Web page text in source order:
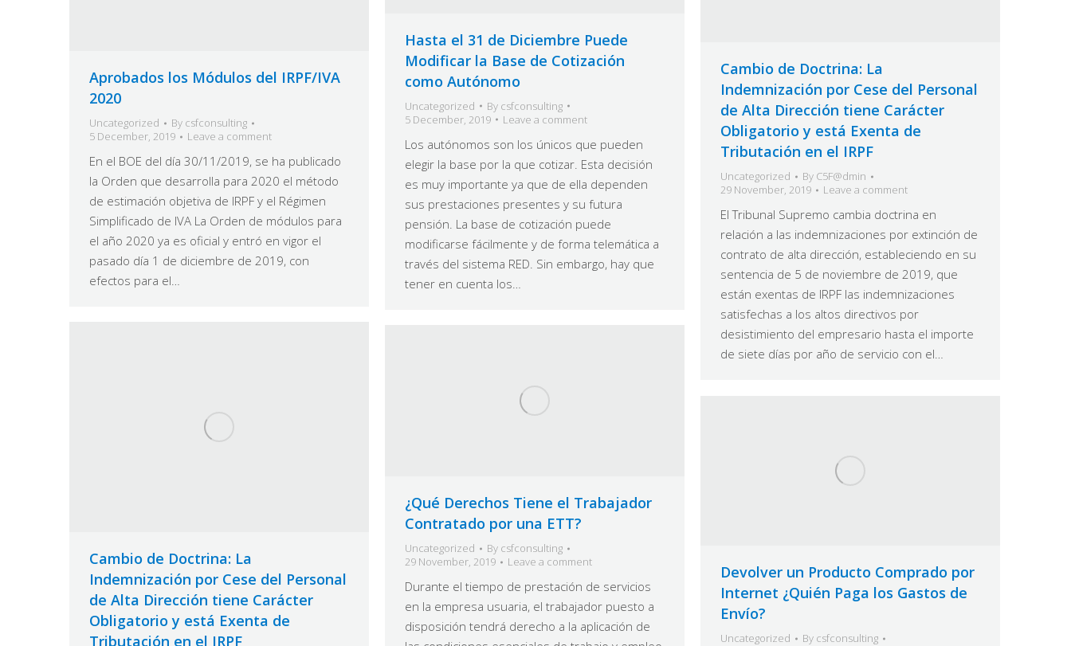
Aprobados los Módulos del IRPF/IVA
2020
Uncategorized By csfconsulting
5 December, 2019
Leave a comment
En el BOE del día 30/11/2019, se ha publicado
la Orden que desarrolla para 2020 el método
de estimación objetiva de IRPF y el Régimen
Simplificado de IVA La Orden de módulos para
el año 2020 ya es oficial y entró en vigor el
pasado día 1 de diciembre de 2019, con
efectos para el…
Hasta el 31 de Diciembre Puede
Modificar la Base de Cotización
como Autónomo
Uncategorized By csfconsulting
5 December, 2019
Leave a comment
Los autónomos son los únicos que pueden
elegir la base por la que cotizar. Esta decisión
es muy importante ya que de ella dependen
sus prestaciones presentes y su futura
pensión. La base de cotización puede
modificarse fácilmente y de forma telemática a
través del sistema RED. Sin embargo, hay que
tener en cuenta los…
Cambio de Doctrina: La
Indemnización por Cese del Personal
de Alta Dirección tiene Carácter
Obligatorio y está Exenta de
Tributación en el IRPF
Uncategorized By C5F@dmin
29 November, 2019
Leave a comment
El Tribunal Supremo cambia doctrina en
relación a las indemnizaciones por extinción de
contrato de alta dirección, estableciendo en su
sentencia de 5 de noviembre de 2019, que
están exentas de IRPF las indemnizaciones
satisfechas a los altos directivos por
desistimiento del empresario hasta el importe
de siete días por año de servicio con el…
Cambio de Doctrina: La
Indemnización por Cese del Personal
de Alta Dirección tiene Carácter
Obligatorio y está Exenta de
Tributación en el IRPF
¿Qué Derechos Tiene el Trabajador
Contratado por una ETT?
Uncategorized By csfconsulting
29 November, 2019
Leave a comment
Durante el tiempo de prestación de servicios
en la empresa usuaria, el trabajador puesto a
disposición tendrá derecho a la aplicación de
Devolver un Producto Comprado por
Internet ¿Quién Paga los Gastos de
Envío?
Uncategorized By csfconsulting